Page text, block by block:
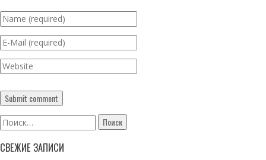
Найти:
СВЕЖИЕ ЗАПИСИ